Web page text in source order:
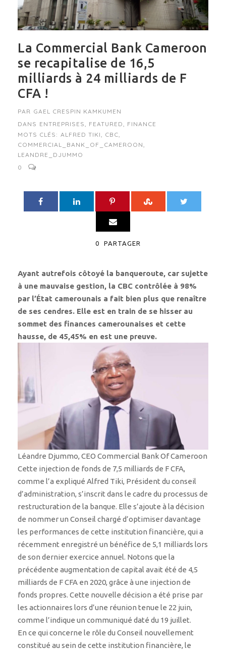
La Commercial Bank Cameroon
se recapitalise de 16,5
milliards à 24 milliards de F
CFA !
PAR GAEL CRESPIN KAMKUMEN
DANS ENTREPRISES FEATURED
FINANCE
MOTS CLÉS: ALFRED TIKI CBC
COMMERCIAL_BANK_OF_CAMEROON
LEANDRE_DJUMMO
0
0 PARTAGER
Ayant autrefois côtoyé la banqueroute, car sujette
à une mauvaise gestion, la CBC contrôlée à 98%
par l’État camerounais a fait bien plus que renaître
de ses cendres. Elle est en train de se hisser au
sommet des finances camerounaises et cette
hausse, de 45,45% en est une preuve.
Léandre Djummo, CEO Commercial Bank Of Cameroon
Cette injection de fonds de 7,5 milliards de F CFA,
comme l’a expliqué Alfred Tiki, Président du conseil
d’administration, s’inscrit dans le cadre du processus de
restructuration de la banque. Elle s’ajoute à la décision
de nommer un Conseil chargé d’optimiser davantage
les performances de cette institution financière, qui a
récemment enregistré un bénéfice de 5,1 milliards lors
de son dernier exercice annuel. Notons que la
précédente augmentation de capital avait été de 4,5
milliards de F CFA en 2020, grâce à une injection de
fonds propres. Cette nouvelle décision a été prise par
les actionnaires lors d’une réunion tenue le 22 juin,
comme l’indique un communiqué daté du 19 juillet.
En ce qui concerne le rôle du Conseil nouvellement
constitué au sein de cette institution financière, le